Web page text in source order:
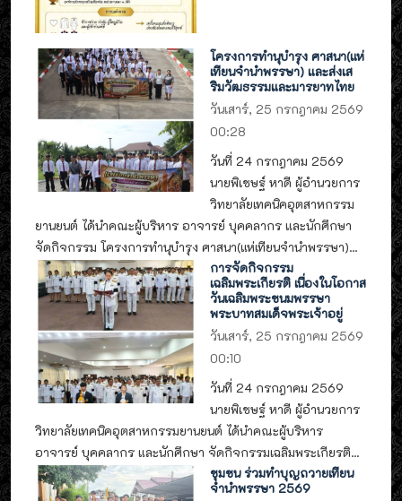
โครงการทำนุบำรุง ศาสนา(แห่
เทียนจำนำพรรษา) และส่งเส
ริมวัฒธรรมและมารยาทไทย
วันเสาร์, 25 กรกฎาคม 2569
00:28
วันที่ 24 กรกฎาคม 2569
นายพิเชษฐ์ หาดี ผู้อำนวยการ
วิทยาลัยเทคนิคอุตสาหกรรม
ยานยนต์ ได้นำคณะผู้บริหาร อาจารย์ บุคคลากร และนักศึกษา
จัดกิจกรรม โครงการทำนุบำรุง ศาสนา(แห่เทียนจำนำพรรษา)...
การจัดกิจกรรม
เฉลิมพระเกียรติ เนื่องในโอกาส
วันเฉลิมพระชนมพรรษา
พระบาทสมเด็จพระเจ้าอยู่
วันเสาร์, 25 กรกฎาคม 2569
00:10
วันที่ 24 กรกฎาคม 2569
นายพิเชษฐ์ หาดี ผู้อำนวยการ
วิทยาลัยเทคนิคอุตสาหกรรมยานยนต์ ได้นำคณะผู้บริหาร
อาจารย์ บุคคลากร และนักศึกษา จัดกิจกรรมเฉลิมพระเกียรติ...
ชุมชน ร่วมทำบุญถวายเทียน
จำนำพรรษา 2569